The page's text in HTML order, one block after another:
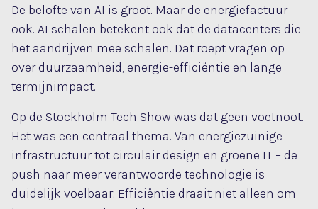
De belofte van AI is groot. Maar de energiefactuur
ook. AI schalen betekent ook dat de datacenters die
het aandrijven mee schalen. Dat roept vragen op
over duurzaamheid, energie-efficiëntie en lange
termijnimpact.
Op de Stockholm Tech Show was dat geen voetnoot.
Het was een centraal thema. Van energiezuinige
infrastructuur tot circulair design en groene IT – de
push naar meer verantwoorde technologie is
duidelijk voelbaar. Efficiëntie draait niet alleen om